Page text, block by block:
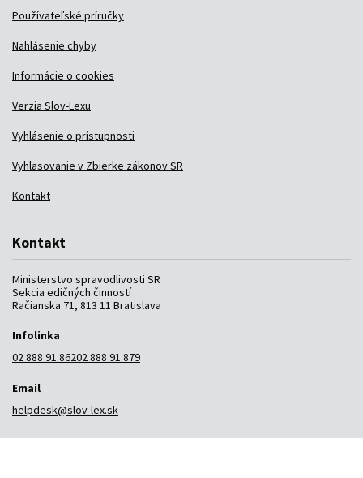
Používateľské príručky
Nahlásenie chyby
Informácie o cookies
Verzia Slov-Lexu
Vyhlásenie o prístupnosti
Vyhlasovanie v Zbierke zákonov SR
Kontakt
Kontakt
Ministerstvo spravodlivosti SR
Sekcia edičných činností
Račianska 71, 813 11 Bratislava
Infolinka
02 888 91 86202 888 91 879
Email
helpdesk@slov-lex.sk